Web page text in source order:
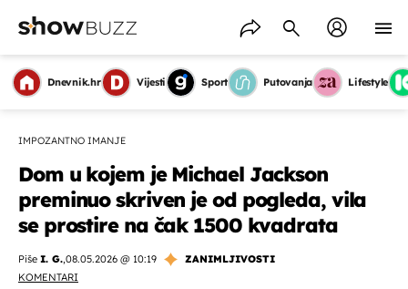
Dnevnik.hr Vijesti Sport Putovanja Lifestyle
IMPOZANTNO IMANJE
Dom u kojem je Michael Jackson
preminuo skriven je od pogleda, vila
se prostire na čak 1500 kvadrata
Piše I. G.,08.05.2026 @ 10:19
ZANIMLJIVOSTI
KOMENTARI